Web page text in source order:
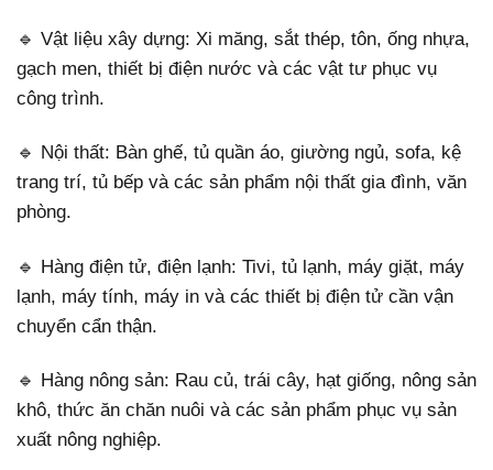
🔹 Vật liệu xây dựng: Xi măng, sắt thép, tôn, ống nhựa,
gạch men, thiết bị điện nước và các vật tư phục vụ
công trình.
🔹 Nội thất: Bàn ghế, tủ quần áo, giường ngủ, sofa, kệ
trang trí, tủ bếp và các sản phẩm nội thất gia đình, văn
phòng.
🔹 Hàng điện tử, điện lạnh: Tivi, tủ lạnh, máy giặt, máy
lạnh, máy tính, máy in và các thiết bị điện tử cần vận
chuyển cẩn thận.
🔹 Hàng nông sản: Rau củ, trái cây, hạt giống, nông sản
khô, thức ăn chăn nuôi và các sản phẩm phục vụ sản
xuất nông nghiệp.